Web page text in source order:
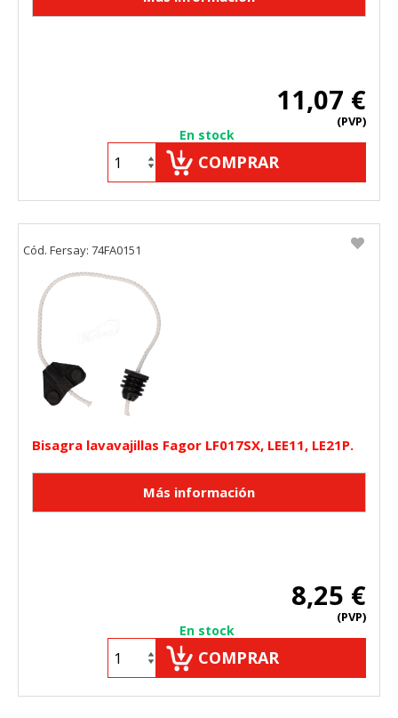
11,07 €
(PVP)
En stock
COMPRAR
Bisagra lavavajillas Fagor LF017SX, LEE11, LE21P.
8,25 €
(PVP)
En stock
COMPRAR
Cód. Fersay: 74FA0151